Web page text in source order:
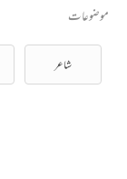
موضوعات
شاعر